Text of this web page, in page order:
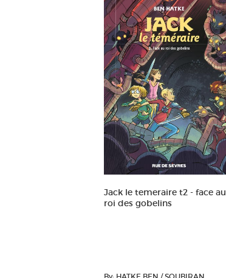
Jack le temeraire t2 - face au
roi des gobelins